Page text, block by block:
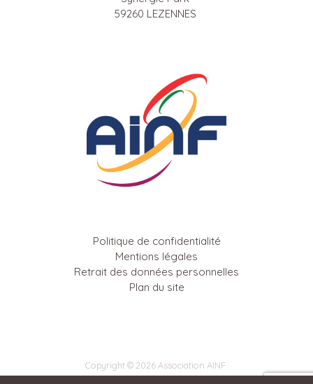
59260 LEZENNES
Politique de confidentialité
Mentions légales
Retrait des données personnelles
Plan du site
Copyright © 2026 Association AINF.